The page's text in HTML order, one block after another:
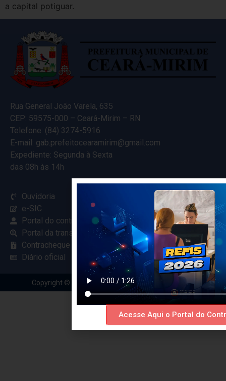
a capital potiguar.
Rua General João Varela, 635
CEP: 59575-000 – Ceará-Mirim – RN
Telefone: (84) 3274-5916
E-mail: gab.prefeitocearamirim@gmail.com
Expediente: Segunda à Sexta
das 08h às 14h
Ouvidoria
e-SIC
Portal do contribuinte
Portal da transparência
Contracheque online
Diário oficial
Copyright © 2024 Criado com pela Renovar Web
Acesse Aqui o Portal do